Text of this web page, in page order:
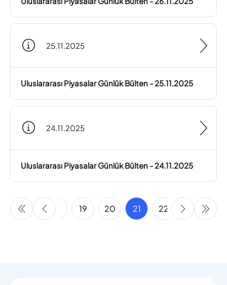
25.11.2025
Uluslararası Piyasalar Günlük Bülten - 25.11.2025
24.11.2025
Uluslararası Piyasalar Günlük Bülten - 24.11.2025
17 18 19 20 21 22 23 24